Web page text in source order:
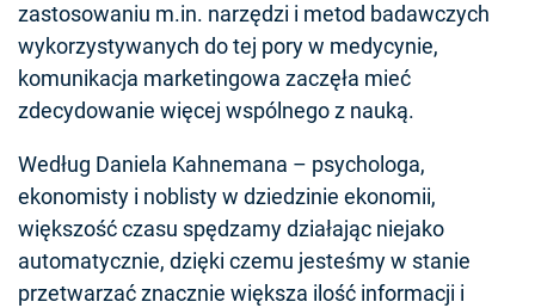
zastosowaniu m.in. narzędzi i metod badawczych
wykorzystywanych do tej pory w medycynie,
komunikacja marketingowa zaczęła mieć
zdecydowanie więcej wspólnego z nauką.
Według Daniela Kahnemana – psychologa,
ekonomisty i noblisty w dziedzinie ekonomii,
większość czasu spędzamy działając niejako
automatycznie, dzięki czemu jesteśmy w stanie
przetwarzać znacznie większa ilość informacji i